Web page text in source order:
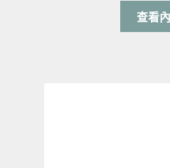
查看